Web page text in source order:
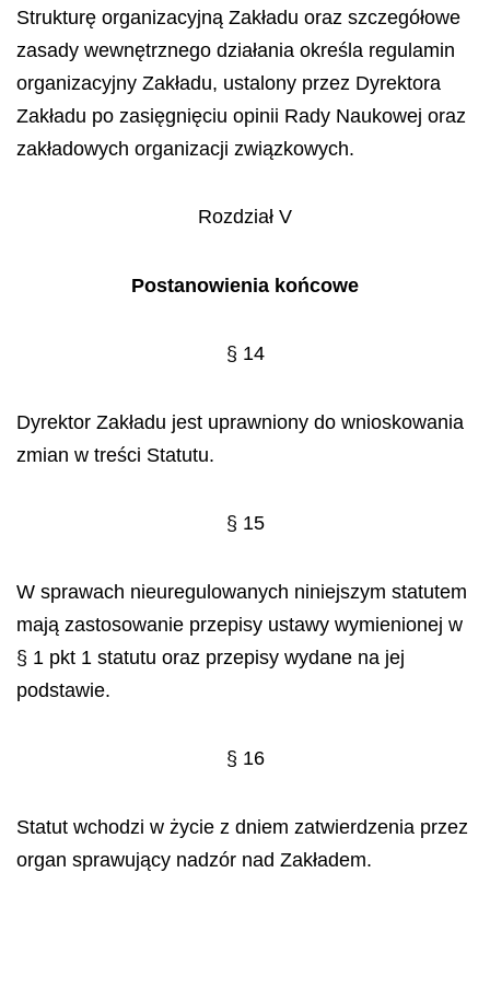
Strukturę organizacyjną Zakładu oraz szczegółowe
zasady wewnętrznego działania określa regulamin
organizacyjny Zakładu, ustalony przez Dyrektora
Zakładu po zasięgnięciu opinii Rady Naukowej oraz
zakładowych organizacji związkowych.
Rozdział V
Postanowienia końcowe
§ 14
Dyrektor Zakładu jest uprawniony do wnioskowania
zmian w treści Statutu.
§ 15
W sprawach nieuregulowanych niniejszym statutem
mają zastosowanie przepisy ustawy wymienionej w
§ 1 pkt 1 statutu oraz przepisy wydane na jej
podstawie.
§ 16
Statut wchodzi w życie z dniem zatwierdzenia przez
organ sprawujący nadzór nad Zakładem.